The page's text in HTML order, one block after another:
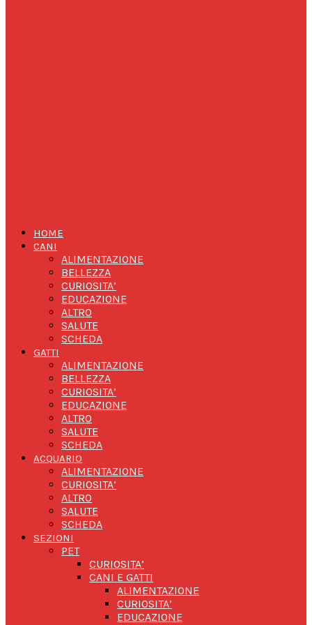
HOME
CANI
ALIMENTAZIONE
BELLEZZA
CURIOSITA’
EDUCAZIONE
ALTRO
SALUTE
SCHEDA
GATTI
ALIMENTAZIONE
BELLEZZA
CURIOSITA’
EDUCAZIONE
ALTRO
SALUTE
SCHEDA
ACQUARIO
ALIMENTAZIONE
CURIOSITA’
ALTRO
SALUTE
SCHEDA
SEZIONI
PET
CURIOSITA’
CANI E GATTI
ALIMENTAZIONE
CURIOSITA’
EDUCAZIONE